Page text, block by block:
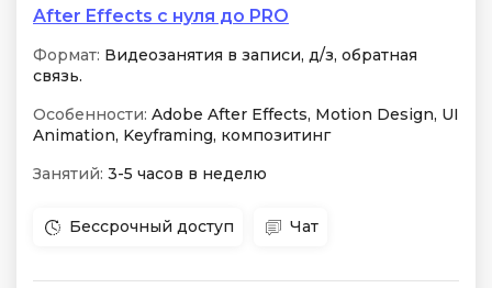
After Effects с нуля до PRO
Формат: Видеозанятия в записи, д/з, обратная
связь.
Особенности: Adobe After Effects, Motion Design, UI
Animation, Keyframing, композитинг
Занятий: 3-5 часов в неделю
Бессрочный доступ Чат